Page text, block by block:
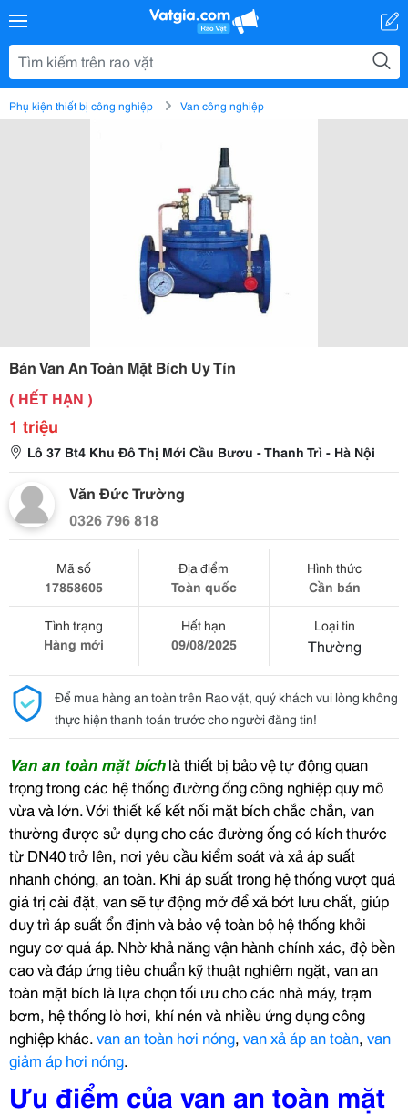
Phụ kiện thiết bị công nghiệp Van công nghiệp
Bán Van An Toàn Mặt Bích Uy Tín
( HẾT HẠN )
1 triệu
Lô 37 Bt4 Khu Đô Thị Mới Cầu Bươu - Thanh Trì - Hà Nội
Văn Đức Trường
0326 796 818
Mã số
17858605
Địa điểm
Toàn quốc
Hình thức
Cần bán
Tình trạng
Hàng mới
Hết hạn
09/08/2025
Loại tin
Thường
Để mua hàng an toàn trên Rao vặt, quý khách vui lòng không
thực hiện thanh toán trước cho người đăng tin!
Van an toàn mặt bíchlà thiết bị bảo vệ tự động quan
trọng trong các hệ thống đường ống công nghiệp quy mô
vừa và lớn. Với thiết kế kết nối mặt bích chắc chắn, van
thường được sử dụng cho các đường ống có kích thước
từ DN40 trở lên, nơi yêu cầu kiểm soát và xả áp suất
nhanh chóng, an toàn. Khi áp suất trong hệ thống vượt quá
giá trị cài đặt, van sẽ tự động mở để xả bớt lưu chất, giúp
duy trì áp suất ổn định và bảo vệ toàn bộ hệ thống khỏi
nguy cơ quá áp. Nhờ khả năng vận hành chính xác, độ bền
cao và đáp ứng tiêu chuẩn kỹ thuật nghiêm ngặt, van an
toàn mặt bích là lựa chọn tối ưu cho các nhà máy, trạm
bơm, hệ thống lò hơi, khí nén và nhiều ứng dụng công
nghiệp khác.van an toàn hơi nóng, van xả áp an toàn, van
giảm áp hơi nóng.
Ưu điểm của van an toàn mặt